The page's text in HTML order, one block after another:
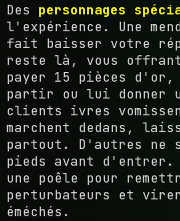
Des personnages
l'expérience. Une
fait baisser votre
reste là, vous
payer 15 pièces d'or,
partir ou lui donner
clients ivres
marchent dedans,
partout. D'autres ne
pieds avant d'entrer.
une poêle pour
perturbateurs et
éméchés.